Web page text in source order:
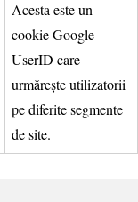
Acesta este un
cookie Google
UserID care
urmărește utilizatorii
pe diferite segmente
de site.